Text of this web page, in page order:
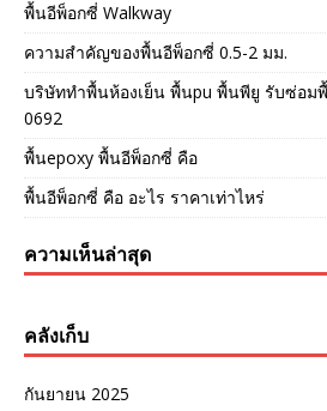
พื้นอีพ็อกซี่ Walkway
ความสำคัญของพื้นอีพ็อกซี่ 0.5-2 มม.
บริษัททำพื้นห้องเย็น พื้นpu พื้นพียู รับซ่อม
0692
พื้นepoxy พื้นอีพ็อกซี่ คือ
พื้นอีพ็อกซี่ คือ อะไร ราคาเท่าไหร่
ความเห็นล่าสุด
คลังเก็บ
กันยายน 2025